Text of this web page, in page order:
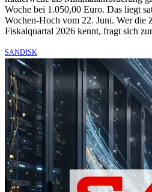
Woche bei 1.050,00 Euro. Das liegt
Wochen-Hoch vom 22. Juni. Wer die
Fiskalquartal 2026 kennt, fragt sich
SANDISK